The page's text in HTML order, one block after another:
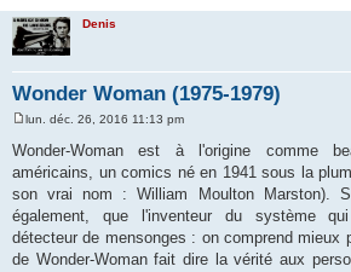
Denis
Wonder Woman (1975-1979)
e
s
s
g
e
lun. déc. 26, 2016 11:13 pm
Wonder-Woman est à l'origine comme
américains, un comics né en 1941 sous la
son vrai nom : William Moulton Marston).
également, que l'inventeur du système
détecteur de mensonges : on comprend mieux
de Wonder-Woman fait dire la vérité aux